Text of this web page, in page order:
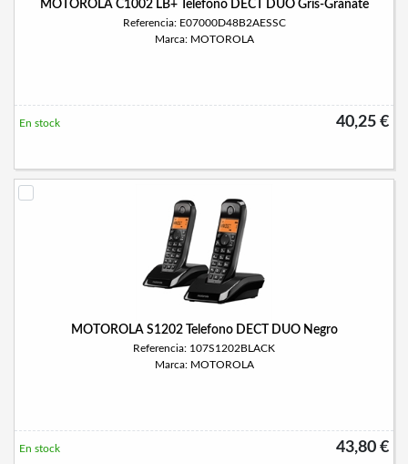
MOTOROLA C1002 LB+ Telefono DECT DUO Gris-Granate
Referencia: E07000D48B2AESSC
Marca: MOTOROLA
40,25 €
En stock
MOTOROLA S1202 Telefono DECT DUO Negro
Referencia: 107S1202BLACK
Marca: MOTOROLA
43,80 €
En stock